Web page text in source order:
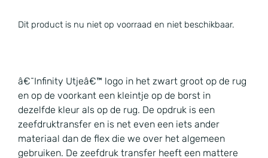
Dit product is nu niet op voorraad en niet beschikbaar.
â€˜Infinity Utjeâ€™ logo in het zwart groot op de rug
en op de voorkant een kleintje op de borst in
dezelfde kleur als op de rug. De opdruk is een
zeefdruktransfer en is net even een iets ander
materiaal dan de flex die we over het algemeen
gebruiken. De zeefdruk transfer heeft een mattere